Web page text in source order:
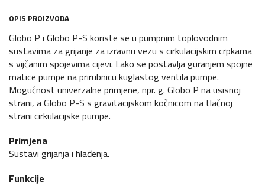
OPIS PROIZVODA
Globo P i Globo P-S koriste se u pumpnim toplovodnim
sustavima za grijanje za izravnu vezu s cirkulacijskim crpkama
s vijčanim spojevima cijevi. Lako se postavlja guranjem spojne
matice pumpe na prirubnicu kuglastog ventila pumpe.
Mogućnost univerzalne primjene, npr. g. Globo P na usisnoj
strani, a Globo P-S s gravitacijskom kočnicom na tlačnoj
strani cirkulacijske pumpe.
Primjena
Sustavi grijanja i hlađenja.
Funkcije